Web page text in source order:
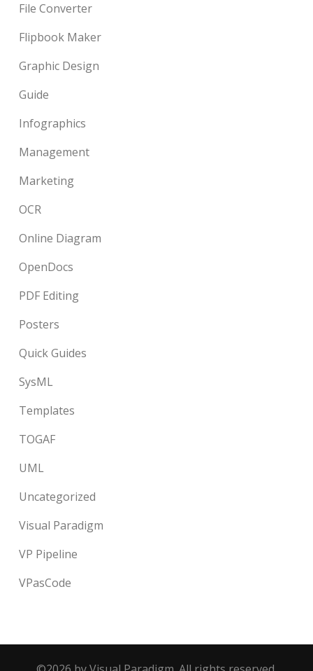
File Converter
Flipbook Maker
Graphic Design
Guide
Infographics
Management
Marketing
OCR
Online Diagram
OpenDocs
PDF Editing
Posters
Quick Guides
SysML
Templates
TOGAF
UML
Uncategorized
Visual Paradigm
VP Pipeline
VPasCode